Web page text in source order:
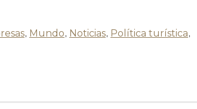
, Mundo, Noticias, Política turística,